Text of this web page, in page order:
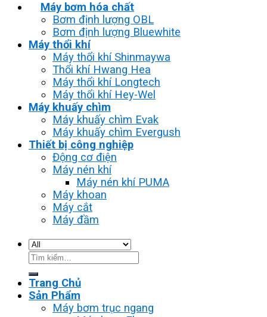
Máy bơm hóa chất
Bơm định lượng OBL
Bơm định lượng Bluewhite
Máy thổi khí
Máy thổi khí Shinmaywa
Thổi khí Hwang Hea
Máy thổi khí Longtech
Máy thổi khí Hey-Wel
Máy khuấy chìm
Máy khuấy chìm Evak
Máy khuấy chìm Evergush
Thiết bị công nghiệp
Động cơ điện
Máy nén khí
Máy nén khí PUMA
Máy khoan
Máy cắt
Máy đầm
Tìm
kiếm:
Trang Chủ
Sản Phẩm
Máy bơm trục ngang